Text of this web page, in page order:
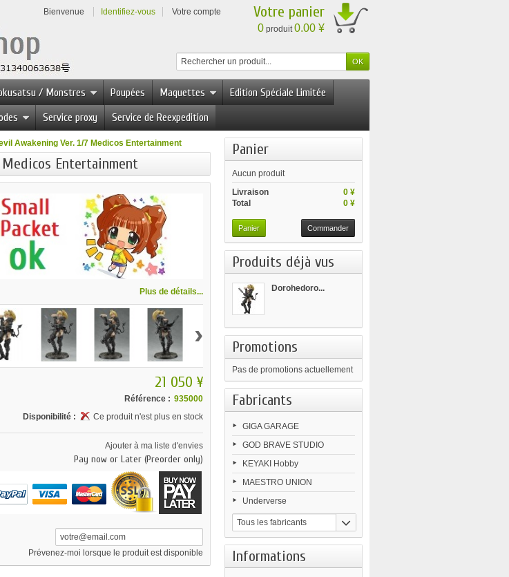
Bienvenue Identifiez-vous Votre compte Votre panier
0 produit0.00 ¥
/ Monstres Poupées Maquettes
Edition Spéciale Limitée
Service proxy Service de Reexpedition
Awakening Ver. 1/7 Medicos Entertainment
Entertainment
Plus de détails...
›
21 050 ¥
Référence : 935000
Disponibilité :
Ce produit n'est plus en stock
Ajouter à ma liste d'envies
Pay now or Later (Preorder only)
Prévenez-moi lorsque le produit est disponible
Panier
Aucun produit
0 ¥
Livraison
0 ¥
Total
Panier Commander
Produits déjà vus
Dorohedoro...
Promotions
Pas de promotions actuellement
Fabricants
GIGA GARAGE
GOD BRAVE STUDIO
KEYAKI Hobby
MAESTRO UNION
Underverse
Tous les fabricants
Informations